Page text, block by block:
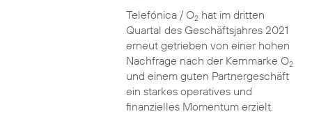
Telefónica / O2hat im dritten
Quartal des Geschäftsjahres 2021
erneut getrieben von einer hohen
Nachfrage nach der Kernmarke O2
und einem guten Partnergeschäft
ein starkes operatives und
finanzielles Momentum erzielt.